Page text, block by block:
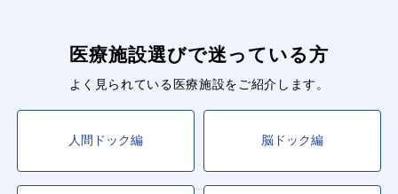
医療施設選びで迷っている方
よく見られている医療施設をご紹介します。
人間ドック編 脳ドック編